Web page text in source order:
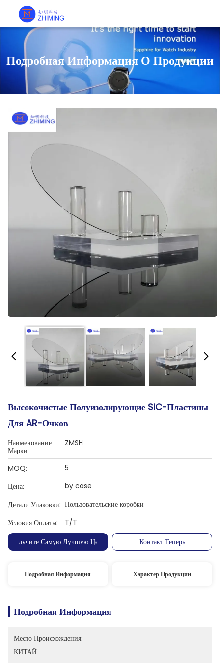
Подробная Информация О Продукции
Высокочистые Полуизолирующие SiC-Пластины
Для AR-Очков
Наименование
Марки:
ZMSH
MOQ:
5
Цена:
by case
Детали Упаковки: Пользовательские коробки
Условия Оплаты:
T/T
Получите Самую Лучшую Цену
Контакт Теперь
Подробная Информация Характер Продукции
Подробная Информация
Место Происхождения:
КИТАЙ